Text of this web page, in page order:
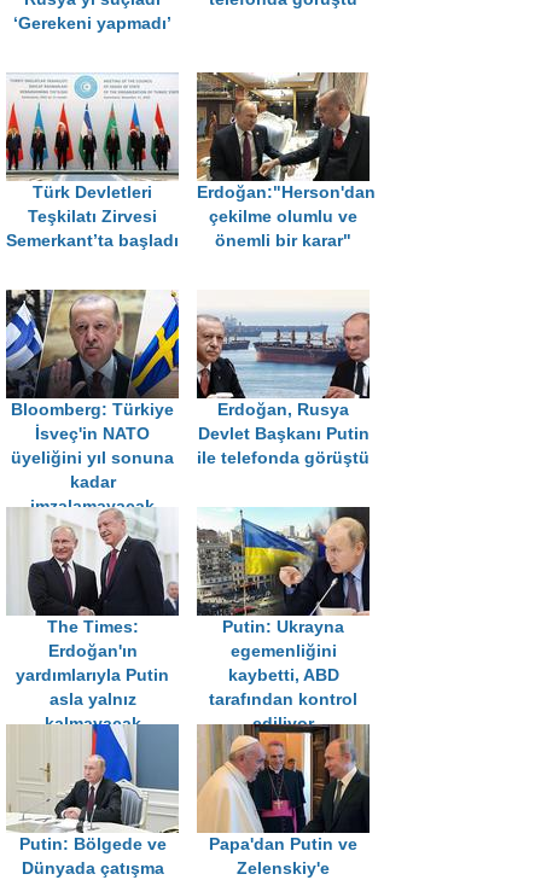
‘Gerekeni yapmadı’
Türk Devletleri
Teşkilatı Zirvesi
Semerkant’ta başladı
Erdoğan:"Herson'dan
çekilme olumlu ve
önemli bir karar"
Bloomberg: Türkiye
İsveç'in NATO
üyeliğini yıl sonuna
kadar
imzalamayacak
Erdoğan, Rusya
Devlet Başkanı Putin
ile telefonda görüştü
The Times:
Erdoğan'ın
yardımlarıyla Putin
asla yalnız
kalmayacak
Putin: Ukrayna
egemenliğini
kaybetti, ABD
tarafından kontrol
ediliyor
Putin: Bölgede ve
Dünyada çatışma
Papa'dan Putin ve
Zelenskiy'e